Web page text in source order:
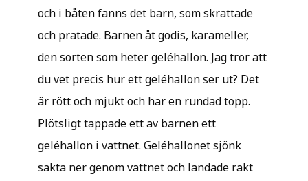
och i båten fanns det barn, som skrattade
och pratade. Barnen åt godis, karameller,
den sorten som heter geléhallon. Jag tror att
du vet precis hur ett geléhallon ser ut? Det
är rött och mjukt och har en rundad topp.
Plötsligt tappade ett av barnen ett
geléhallon i vattnet. Geléhallonet sjönk
sakta ner genom vattnet och landade rakt